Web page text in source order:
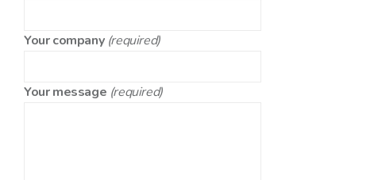
Your company (required)
Your message (required)